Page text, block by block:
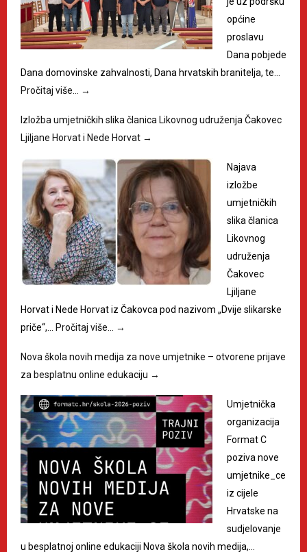
općine
proslavu
Dana pobjede
Dana domovinske zahvalnosti, Dana hrvatskih branitelja, te…
Pročitaj više…
→
Izložba umjetničkih slika članica Likovnog udruženja Čakovec
Ljiljane Horvat i Nede Horvat →
Najava
izložbe
umjetničkih
slika članica
Likovnog
udruženja
Čakovec
Ljiljane
Horvat i Nede Horvat iz Čakovca pod nazivom „Dvije slikarske
priče“,…
Pročitaj više… →
Nova škola novih medija za nove umjetnike – otvorene prijave
za besplatnu online edukaciju →
Umjetnička
organizacija
Format C
poziva nove
umjetnike_ce
iz cijele
Hrvatske na
sudjelovanje
u besplatnoj online edukaciji Nova škola novih medija,…